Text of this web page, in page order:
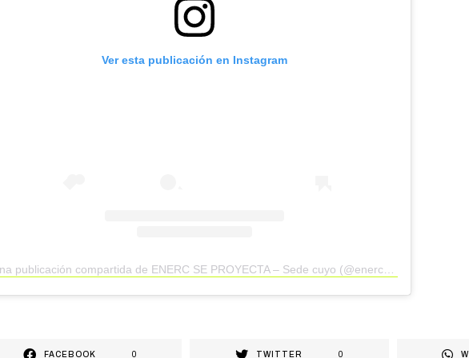
Ver esta publicación en Instagram
FACEBOOK 0 TWITTER 0